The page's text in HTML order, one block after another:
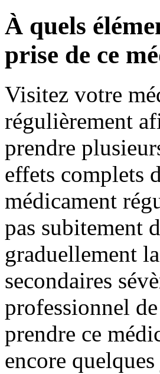
À quels
prise de ce
Visitez votre
régulièrement
prendre
effets complets
médicament
pas subitement
graduellement
secondaires
professionnel
prendre ce
encore